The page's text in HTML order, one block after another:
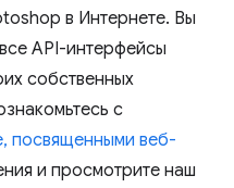
в Интернете. Вы
API-интерфейсы
собственных
с
посвященными веб-
и просмотрите наш